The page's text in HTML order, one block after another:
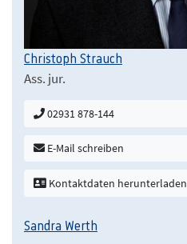
Christoph Strauch
Ass. jur.
02931 878-144
E-Mail schreiben
Kontaktdaten herunterladen
Sandra Werth